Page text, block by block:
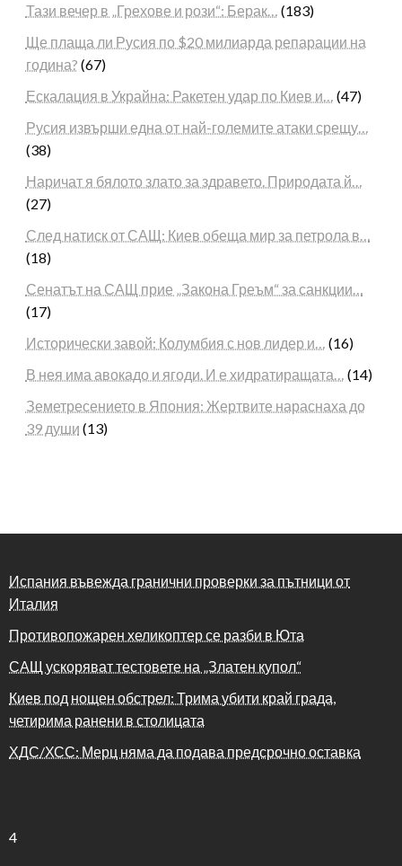
Тази вечер в „Грехове и рози“: Берак… (183)
Ще плаща ли Русия по $20 милиарда репарации на
година? (67)
Ескалация в Украйна: Ракетен удар по Киев и… (47)
Русия извърши една от най-големите атаки срещу…
(38)
Наричат я бялото злато за здравето. Природата й…
(27)
След натиск от САЩ: Киев обеща мир за петрола в…
(18)
Сенатът на САЩ прие „Закона Греъм“ за санкции…
(17)
Исторически завой: Колумбия с нов лидер и… (16)
В нея има авокадо и ягоди. И е хидратиращата… (14)
Земетресението в Япония: Жертвите нараснаха до
39 души (13)
Испания въвежда гранични проверки за пътници от
Италия
Противопожарен хеликоптер се разби в Юта
САЩ ускоряват тестовете на „Златен купол“
Киев под нощен обстрел: Трима убити край града,
четирима ранени в столицата
ХДС/ХСС: Мерц няма да подава предсрочно оставка
4